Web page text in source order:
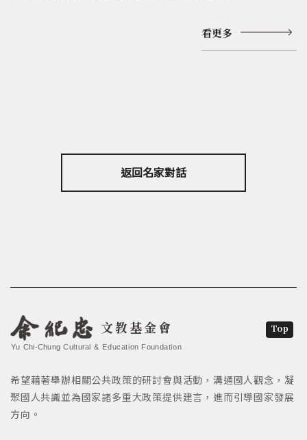
看更多
返回名家對話
文教基金會
Yu Chi-Chung Cultural & Education Foundation
希望藉著舉辦相關公共政策的研討會與活動，溝通國人觀念，凝
聚國人共識並為國家諸多重大政策提供建言，進而引導國家發展
方向。
Top